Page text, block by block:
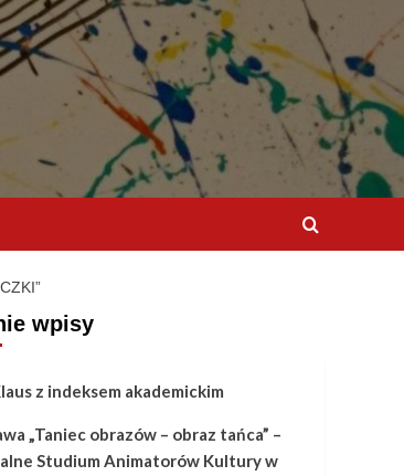
wpisy
z indeksem akademickim
„Taniec obrazów – obraz tańca” –
Studium Animatorów Kultury w